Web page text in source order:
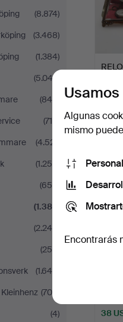
(8.874)
(3.468)
(1.384)
(5.043)
(849)
(716)
(4.521)
(1.258)
(656)
(1.382)
(2.246)
(256)
(1.640)
(709)
(4)
48
38
Algunas
mismo
Encontrarás